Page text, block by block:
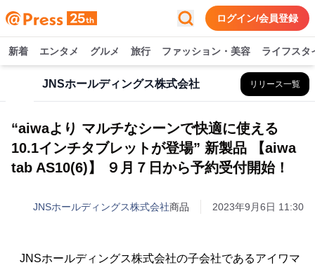
ログイン/会員登録
新着 エンタメ グルメ 旅行 ファッション・美容 ライフスタ
JNSホールディングス株式会社 リリース一覧
“aiwaより マルチなシーンで快適に使える
10.1インチタブレットが登場” 新製品 【aiwa
tab AS10(6)】 ９月７日から予約受付開始！
JNSホールディングス株式会社商品 2023年9月6日 11:30
JNSホールディングス株式会社の子会社であるアイワマ